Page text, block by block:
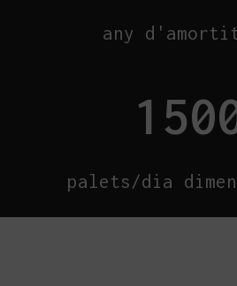
any
palets/dia